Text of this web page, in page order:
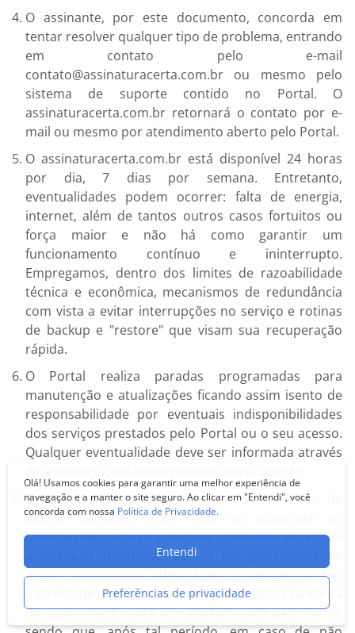
O assinante, por este documento, concorda em
tentar resolver qualquer tipo de problema, entrando
em contato pelo e-mail
contato@assinaturacerta.com.br ou mesmo pelo
sistema de suporte contido no Portal. O
assinaturacerta.com.br retornará o contato por e-
mail ou mesmo por atendimento aberto pelo Portal.
O assinaturacerta.com.br está disponível 24 horas
por dia, 7 dias por semana. Entretanto,
eventualidades podem ocorrer: falta de energia,
internet, além de tantos outros casos fortuitos ou
força maior e não há como garantir um
funcionamento contínuo e ininterrupto.
Empregamos, dentro dos limites de razoabilidade
técnica e econômica, mecanismos de redundância
com vista a evitar interrupções no serviço e rotinas
de backup e "restore" que visam sua recuperação
rápida.
O Portal realiza paradas programadas para
manutenção e atualizações ficando assim isento de
responsabilidade por eventuais indisponibilidades
dos serviços prestados pelo Portal ou o seu acesso.
Qualquer eventualidade deve ser informada através
O assinaturacerta.com.br se reserva o direito de
alterar, extinguir, interromper ou suspender as
informações, serviço e demais conteúdos do Portal
a qualquer momento, sem a obrigatoriedade de
arcar com qualquer indenização, respeitado, porém,
o direito de utilização de eventuais créditos na conta
do assinante durante o prazo fornecido pelo Portal,
Olá! Usamos cookies para garantir uma melhor experiência de
navegação e a manter o site seguro. Ao clicar em "Entendi", você
concorda com nossa Política de Privacidade.
Entendi
Preferências de privacidade